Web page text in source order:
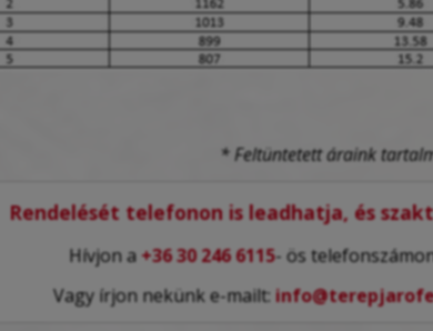
* Feltüntetett áraink
Rendelését telefonon is leadhatja, és
Hívjon a+36 30 246 6115- ös
Vagy írjon nekünk e-mailt: